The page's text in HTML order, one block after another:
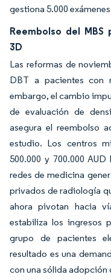
gestiona 5.000
Reembolso del
3D
Las reformas de
DBT a pacientes con
embargo, el cambio
de evaluación de
asegura el reembolso
estudio. Los centros
500.000 y 700.000
redes de medicina
privados de radiología
ahora pivotan hacia
estabiliza los ingresos
grupo de pacientes
resultado es una
con una sólida adopción